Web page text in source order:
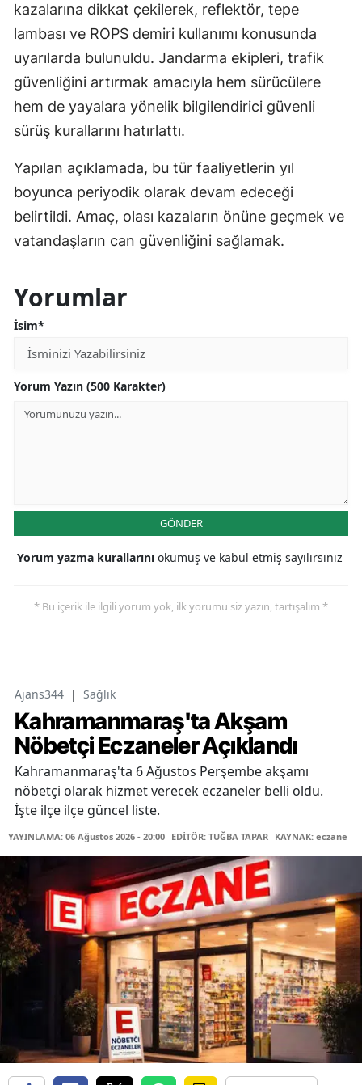
kazalarına dikkat çekilerek, reflektör, tepe
lambası ve ROPS demiri kullanımı konusunda
uyarılarda bulunuldu. Jandarma ekipleri, trafik
güvenliğini artırmak amacıyla hem sürücülere
hem de yayalara yönelik bilgilendirici güvenli
sürüş kurallarını hatırlattı.
Yapılan açıklamada, bu tür faaliyetlerin yıl
boyunca periyodik olarak devam edeceği
belirtildi. Amaç, olası kazaların önüne geçmek ve
vatandaşların can güvenliğini sağlamak.
Yorumlar
İsim*
Yorum Yazın (500 Karakter)
GÖNDER
Yorum yazma kurallarını okumuş ve kabul etmiş sayılırsınız
* Bu içerik ile ilgili yorum yok, ilk yorumu siz yazın, tartışalım *
Ajans344 | Sağlık
Kahramanmaraş'ta Akşam
Nöbetçi Eczaneler Açıklandı
Kahramanmaraş'ta 6 Ağustos Perşembe akşamı
nöbetçi olarak hizmet verecek eczaneler belli oldu.
İşte ilçe ilçe güncel liste.
YAYINLAMA: 06 Ağustos 2026 - 20:00 EDİTÖR: TUĞBA TAPAR KAYNAK: eczane